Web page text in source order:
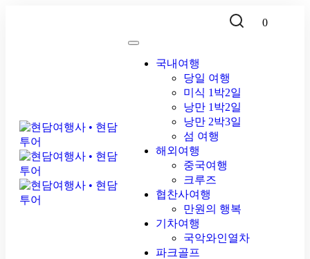
0
국내여행
당일 여행
미식 1박2일
낭만 1박2일
낭만 2박3일
섬 여행
해외여행
중국여행
크루즈
협찬사여행
만원의 행복
기차여행
국악와인열차
파크골프